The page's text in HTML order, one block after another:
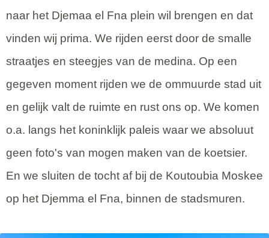
naar het Djemaa el Fna plein wil brengen en dat
vinden wij prima. We rijden eerst door de smalle
straatjes en steegjes van de medina. Op een
gegeven moment rijden we de ommuurde stad uit
en gelijk valt de ruimte en rust ons op. We komen
o.a. langs het koninklijk paleis waar we absoluut
geen foto's van mogen maken van de koetsier.
En we sluiten de tocht af bij de Koutoubia Moskee
op het Djemma el Fna, binnen de stadsmuren.